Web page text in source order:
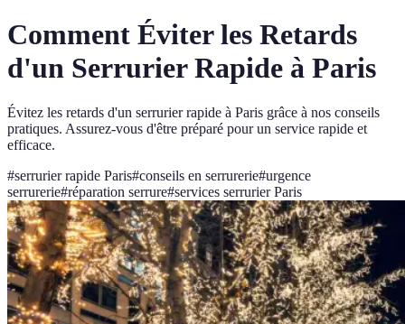
Comment Éviter les Retards
d'un Serrurier Rapide à Paris
Évitez les retards d'un serrurier rapide à Paris grâce à nos conseils
pratiques. Assurez-vous d'être préparé pour un service rapide et
efficace.
#serrurier rapide Paris#conseils en serrurerie#urgence
serrurerie#réparation serrure#services serrurier Paris